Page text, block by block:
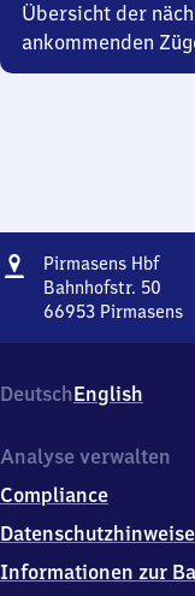
Übersicht der
ankommenden
Adresse
Pirmasens Hbf
Bahnhofstr. 50
66953 Pirmasens
Bahnhofstr.
50,
6
5
3
DeutschEnglish
Analyse verwalten
Compliance
Datenschutzhinweise
Informationen zur